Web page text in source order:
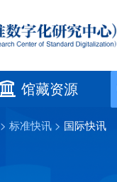
馆藏资源
> 标准快讯 > 国际快讯